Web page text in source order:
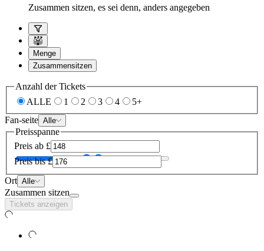
Zusammen sitzen, es sei denn, anders angegeben
Menge
Zusammensitzen
Anzahl der Tickets
ALLE
1 2 3 4
5+
Fan-seite Alle
Preisspanne
Preis ab £
Preis bis £
Ort Alle
Zusammen sitzen
Tickets anzeigen